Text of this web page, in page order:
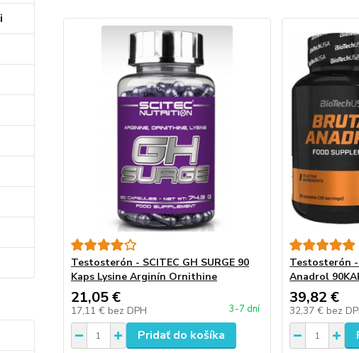
Testosterón - SCITEC GH SURGE 90
Kaps Lysine Arginín Ornithine
21,05 €
17,11 € bez DPH 3-7 dní
Pridať do košíka
Testosterón
Anadrol
39,82 €
32,37 € bez